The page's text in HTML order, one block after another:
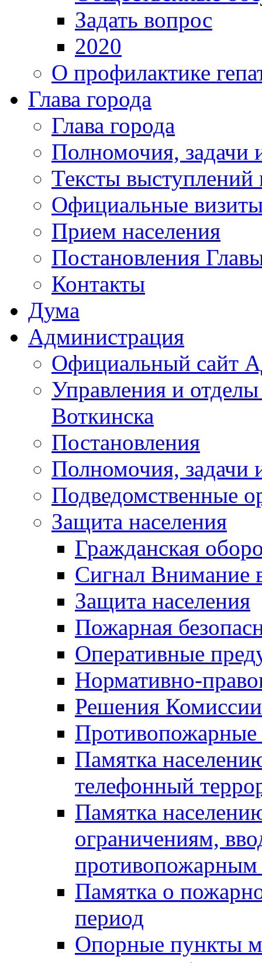
Задать вопрос
2020
О профилактике
Глава города
Глава города
Полномочия, задачи
Тексты выступлений
Официальные
Прием населения
Постановления
Контакты
Дума
Администрация
Официальный сайт
Управления и
Воткинска
Постановления
Полномочия, задачи
Подведомственные
Защита населения
Гражданская
Сигнал Внимание
Защита населения
Пожарная
Оперативные
Нормативно-
Решения
Противопожарные
Памятка
телефонный
Памятка
ограничениям,
Памятка о
период
Опорные пункты